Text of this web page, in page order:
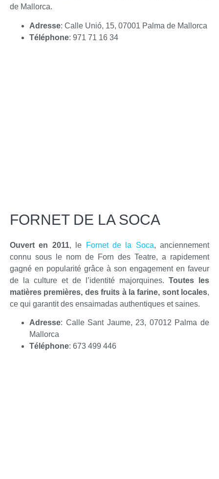
de Mallorca.
Adresse: Calle Unió, 15, 07001 Palma de Mallorca
Téléphone: 971 71 16 34
FORNET DE LA SOCA
Ouvert en 2011, le Fornet de la Soca, anciennement
connu sous le nom de Forn des Teatre, a rapidement
gagné en popularité grâce à son engagement en faveur
de la culture et de l’identité majorquines. Toutes les
matières premières, des fruits à la farine, sont locales,
ce qui garantit des ensaimadas authentiques et saines.
Adresse: Calle Sant Jaume, 23, 07012 Palma de
Mallorca
Téléphone: 673 499 446